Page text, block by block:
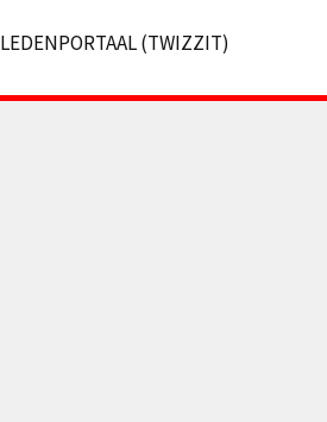
LEDENPORTAAL (TWIZZIT)